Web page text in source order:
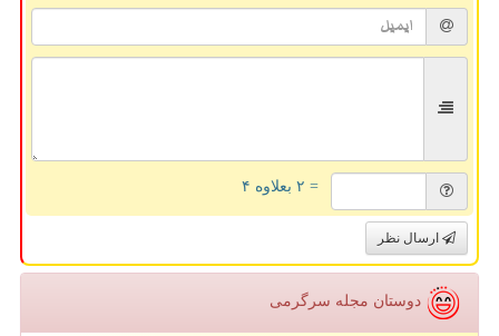
= ۲ بعلاوه ۴
ارسال نظر
دوستان مجله سرگرمی